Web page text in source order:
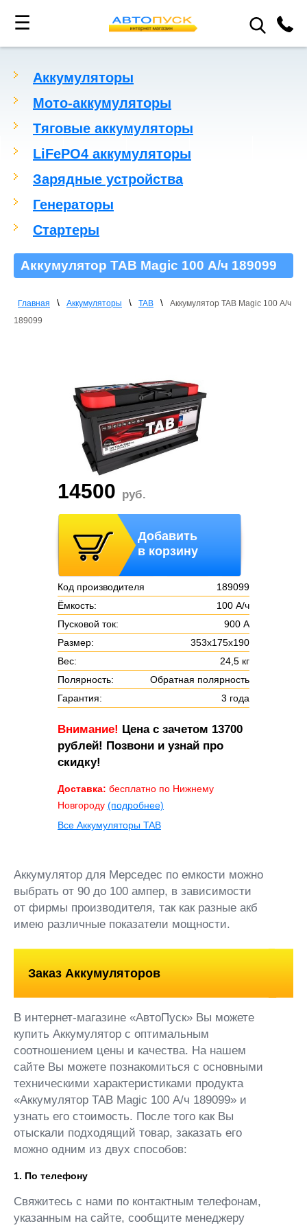
☰
Аккумуляторы
Мото-аккумуляторы
Тяговые аккумуляторы
LiFePO4 аккумуляторы
Зарядные устройства
Генераторы
Стартеры
Аккумулятор TAB Magic 100 А/ч 189099
Главная \ Аккумуляторы \ TAB \
Аккумулятор TAB Magic 100 А/ч
189099
14500 руб.
Добавить
в корзину
Код производителя
189099
Ёмкость:
100 А/ч
Пусковой ток:
900 А
Размер:
353х175х190
Вес:
24,5 кг
Полярность:
Обратная полярность
Гарантия:
3 года
Внимание! Цена с зачетом 13700
рублей! Позвони и узнай про
скидку!
Доставка: бесплатно по Нижнему
Новгороду (подробнее)
Все Аккумуляторы TAB
Аккумулятор для Мерседес по емкости можно
выбрать от 90 до 100 ампер, в зависимости
от фирмы производителя, так как разные акб
имею различные показатели мощности.
Заказ Аккумуляторов
В интернет-магазине «АвтоПуск» Вы можете
купить Аккумулятор с оптимальным
соотношением цены и качества. На нашем
сайте Вы можете познакомиться с основными
техническими характеристиками продукта
«Аккумулятор TAB Magic 100 А/ч 189099» и
узнать его стоимость. После того как Вы
отыскали подходящий товар, заказать его
можно одним из двух способов:
1. По телефону
Свяжитесь с нами по контактным телефонам,
указанным на сайте, сообщите менеджеру